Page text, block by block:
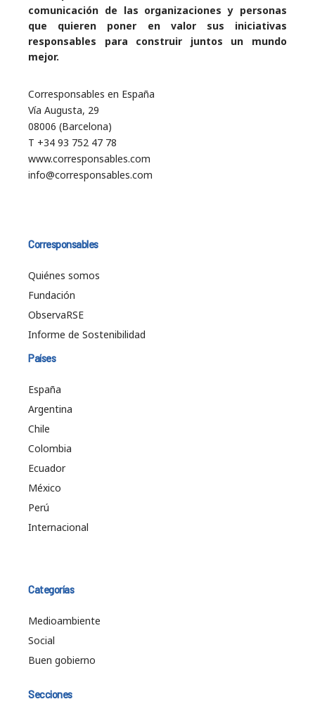
comunicación de las organizaciones y personas
que quieren poner en valor sus iniciativas
responsables para construir juntos un mundo
mejor.
Corresponsables en España
Vía Augusta, 29
08006 (Barcelona)
T +34 93 752 47 78
www.corresponsables.com
info@corresponsables.com
Corresponsables
Quiénes somos
Fundación
ObservaRSE
Informe de Sostenibilidad
Países
España
Argentina
Chile
Colombia
Ecuador
México
Perú
Internacional
Categorías
Medioambiente
Social
Buen gobierno
Secciones